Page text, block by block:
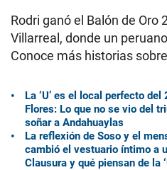
Rodri ganó el Balón de Oro
Villarreal, donde un
Conoce más historias
La ‘U’ es el local perfecto
Flores: Lo que no se vio del
soñar a Andahuaylas
La reflexión de Soso y el
cambió el vestuario íntimo a
Clausura y qué piensan de la